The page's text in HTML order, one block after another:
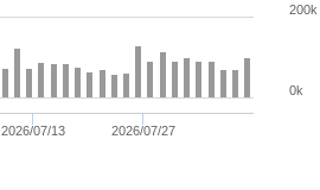
2026/07/13 2026/07/27
0k
200k